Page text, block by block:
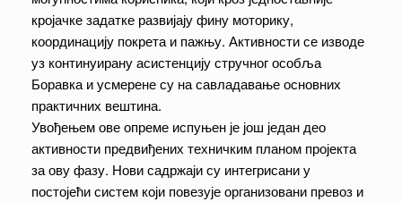
кројачке задатке развијају фину моторику,
координацију покрета и пажњу. Активности се изводе
уз континуирану асистенцију стручног особља
Боравка и усмерене су на савладавање основних
практичних вештина.
Увођењем ове опреме испуњен је још један део
активности предвиђених техничким планом пројекта
за ову фазу. Нови садржаји су интегрисани у
постојећи систем који повезује организовани превоз и